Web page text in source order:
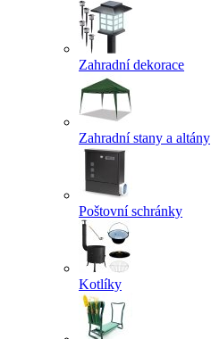
Zahradní dekorace
Zahradní stany a altány
Poštovní schránky
Kotlíky